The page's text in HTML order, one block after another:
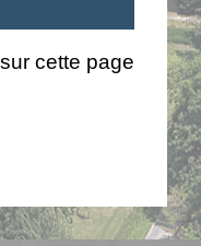
cette page